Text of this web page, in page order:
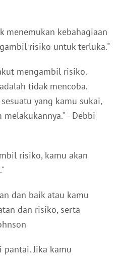
menemukan kebahagiaan
risiko untuk terluka."
mengambil risiko.
tidak mencoba.
yang kamu sukai,
- Debbi
risiko, kamu akan
dan baik atau kamu
dan risiko, serta
pantai. Jika kamu